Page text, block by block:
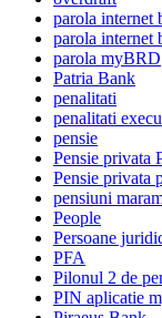
parola internet
parola internet
parola myBRD
Patria Bank
penalitati
penalitati
pensie
Pensie privata
Pensie privata
pensiuni
People
Persoane
PFA
Pilonul 2 de
PIN aplicatie